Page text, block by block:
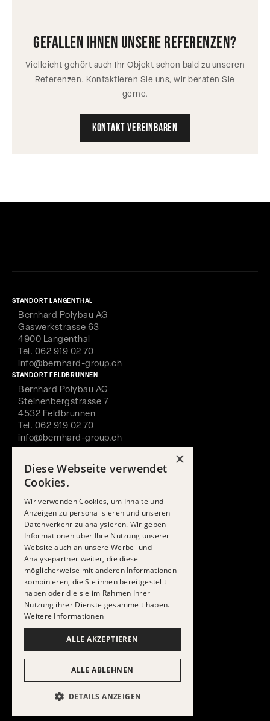
gefallen ihnen unsere referenzen?
Vielleicht gehört auch Ihr Objekt schon bald zu unseren
Referenzen. Kontaktieren Sie uns, wir beraten Sie
gerne.
Kontakt vereinbaren
STANDORT LANGENTHAL
Bernhard Polybau AG
Gaswerkstrasse 63
4900 Langenthal
Tel. 062 919 02 70
info@bernhard-group.ch
STANDORT FELDBRUNNEN
Bernhard Polybau AG
Steinenbergstrasse 7
4532 Feldbrunnen
Tel. 062 919 02 70
info@bernhard-group.ch
Dach
Fassade
Solar
Spenglerei
Unterhalt
Planung & Beratung
UNTERNEHMEN
Über uns
Referenzen
Jobs
Lernende
Datenschutz
×
Diese Webseite verwendet
Cookies.
Wir verwenden Cookies, um Inhalte und
Anzeigen zu personalisieren und unseren
Datenverkehr zu analysieren. Wir geben
Informationen über Ihre Nutzung unserer
Website auch an unsere Werbe- und
Analysepartner weiter, die diese
möglicherweise mit anderen Informationen
kombinieren, die Sie ihnen bereitgestellt
haben oder die sie im Rahmen Ihrer
Nutzung ihrer Dienste gesammelt haben.
Weitere Informationen
ALLE AKZEPTIEREN
ALLE ABLEHNEN
DETAILS ANZEIGEN